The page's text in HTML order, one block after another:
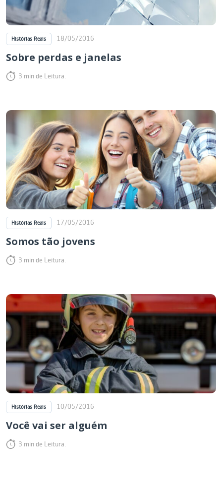
Histórias Reais 18/05/2016
Sobre perdas e janelas
3 min de Leitura.
Histórias Reais 17/05/2016
Somos tão jovens
3 min de Leitura.
Histórias Reais 10/05/2016
Você vai ser alguém
3 min de Leitura.